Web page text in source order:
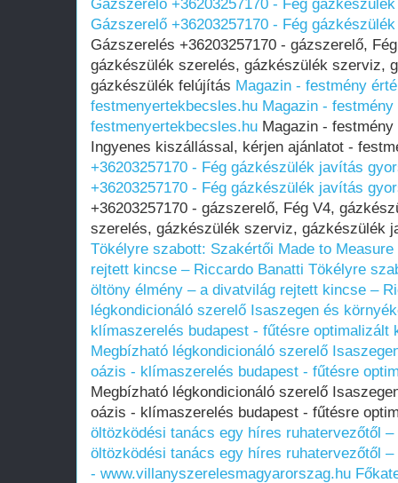
Gázszerelő +36203257170 - Fég
Gázszerelő +36203257170 - Fég
Gázszerelés +36203257170 - gázszerelő,
gázkészülék szerelés, gázkészülék szerviz,
gázkészülék felújítás Magazin - festmény
festmenyertekbecsles.hu Magazin -
festmenyertekbecsles.hu Magazin -
Ingyenes kiszállással, kérjen ajánlatot -
+36203257170 - Fég gázkészülék javítás
+36203257170 - Fég gázkészülék javítás
+36203257170 - gázszerelő, Fég V4,
szerelés, gázkészülék szerviz, gázkészülék
Tökélyre szabott: Szakértői Made to
rejtett kincse – Riccardo Banatti Tökélyre
öltöny élmény – a divatvilág rejtett kincse –
légkondicionáló szerelő Isaszegen és
klímaszerelés budapest - fűtésre optimalizált
Megbízható légkondicionáló szerelő
oázis - klímaszerelés budapest - fűtésre
Megbízható légkondicionáló szerelő
oázis - klímaszerelés budapest - fűtésre
öltözködési tanács egy híres ruhatervezőtől
öltözködési tanács egy híres ruhatervezőtől
- www.villanyszerelesmagyarorszag.hu